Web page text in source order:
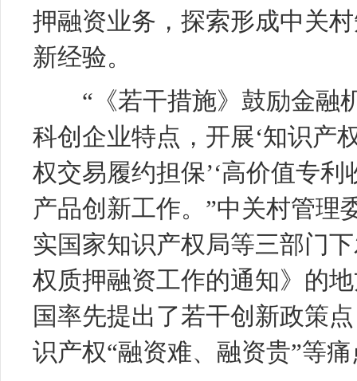
押融资业务，探索形成中关
新经验。
“《若干措施》鼓励金融
科创企业特点，开展‘知识产
权交易履约担保’‘高价值专
产品创新工作。”中关村管理
实国家知识产权局等三部门
权质押融资工作的通知》的
国率先提出了若干创新政策
识产权“融资难、融资贵”等